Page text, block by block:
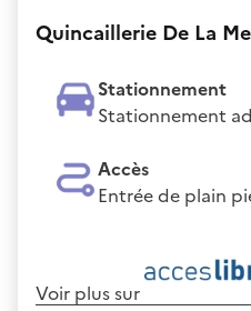
Quincaillerie De La
Stationnement
Stationnement
Accès
Entrée de plain
Voir plus sur